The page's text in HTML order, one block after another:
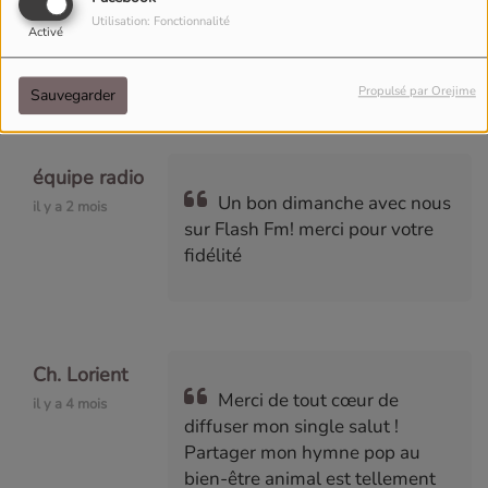
Activé
Utilisation: Fonctionnalité
Sauvegarder Propulsé par Orejime
dernier single "Lost in Time" ici
???? https://song.link/Delaurean
équipe radio
il y a 2 mois
Un bon dimanche avec nous
sur Flash Fm! merci pour votre
fidélité
Ch. Lorient
il y a 4 mois
Merci de tout cœur de
diffuser mon single salut !
Partager mon hymne pop au
bien-être animal est tellement